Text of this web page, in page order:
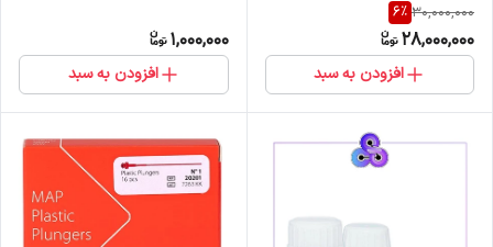
30,000,000
6%
28,000,000
افزودن به سبد
1,000,000
افزودن به سبد